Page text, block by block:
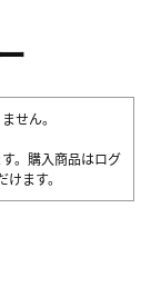
せん。
。購入商品はログ
ます。